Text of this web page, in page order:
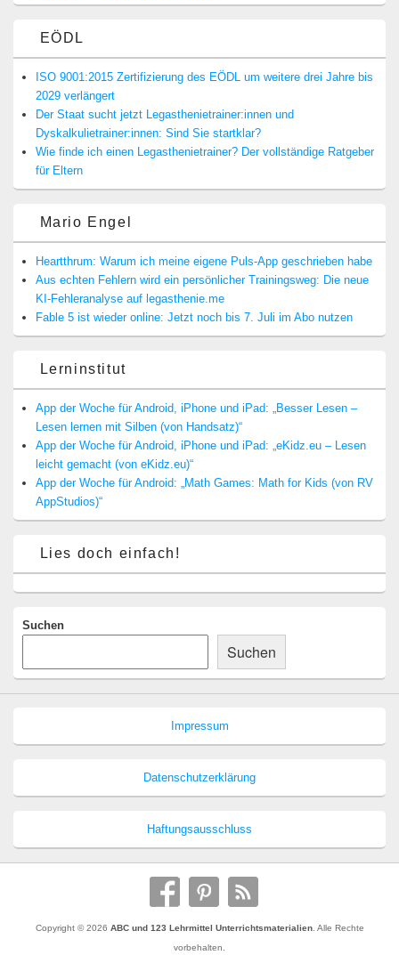
EÖDL
ISO 9001:2015 Zertifizierung des EÖDL um weitere drei Jahre bis
2029 verlängert
Der Staat sucht jetzt Legasthenietrainer:innen und
Dyskalkulietrainer:innen: Sind Sie startklar?
Wie finde ich einen Legasthenietrainer? Der vollständige Ratgeber
für Eltern
Mario Engel
Heartthrum: Warum ich meine eigene Puls-App geschrieben habe
Aus echten Fehlern wird ein persönlicher Trainingsweg: Die neue
KI-Fehleranalyse auf legasthenie.me
Fable 5 ist wieder online: Jetzt noch bis 7. Juli im Abo nutzen
Lerninstitut
App der Woche für Android, iPhone und iPad: „Besser Lesen –
Lesen lernen mit Silben (von Handsatz)“
App der Woche für Android, iPhone und iPad: „eKidz.eu – Lesen
leicht gemacht (von eKidz.eu)“
App der Woche für Android: „Math Games: Math for Kids (von RV
AppStudios)“
Lies doch einfach!
Suchen
Suchen
Impressum
Datenschutzerklärung
Haftungsausschluss
Copyright © 2026 ABC und 123 Lehrmittel Unterrichtsmaterialien. Alle Rechte
vorbehalten.